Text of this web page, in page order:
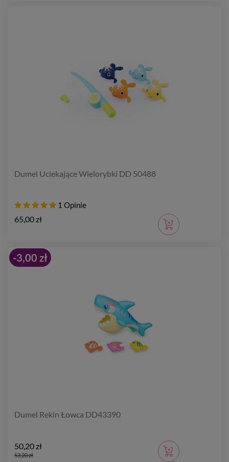
Dumel Uciekające Wielorybki DD 50488
1 Opinie
65,00 zł
-3,00 zł
Dumel Rekin Łowca DD43390
50,20 zł
53,20 zł